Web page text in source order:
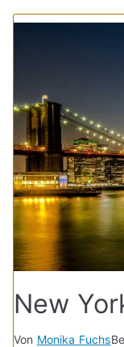
New
Von Monika Fuchs